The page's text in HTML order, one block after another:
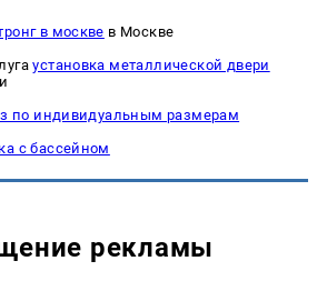
в москве в Москве
установка металлической двери
по индивидуальным размерам
с бассейном
рекламы